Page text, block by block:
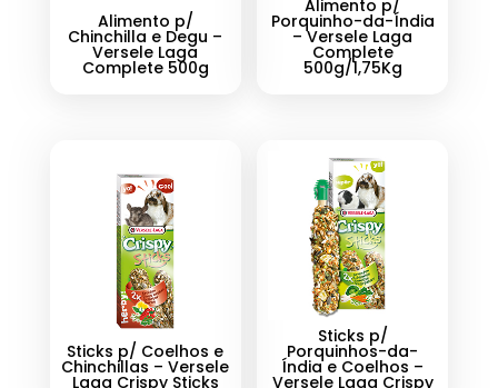
Alimento p/
Chinchilla e Degu –
Versele Laga
Complete 500g
Alimento p/
Porquinho-da-Índia
– Versele Laga
Complete
500g/1,75Kg
Sticks p/ Coelhos e
Chinchillas – Versele
Laga Crispy Sticks
Sticks p/
Porquinhos-da-
Índia e Coelhos –
Versele Laga Crispy